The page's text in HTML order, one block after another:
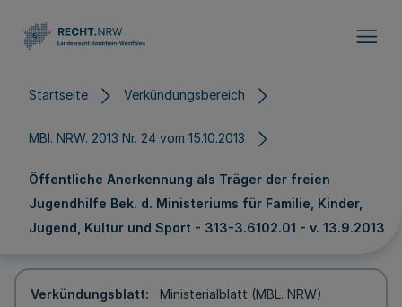
Startseite Verkündungsbereich
MBl. NRW. 2013 Nr. 24 vom 15.10.2013
Öffentliche Anerkennung als Träger der freien
Jugendhilfe Bek. d. Ministeriums für Familie, Kinder,
Jugend, Kultur und Sport - 313-3.6102.01 - v. 13.9.2013
Verkündungsblatt
Ministerialblatt (MBL. NRW)